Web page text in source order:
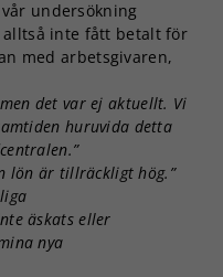
undersökning
inte fått betalt för
med arbetsgivaren,
det var ej aktuellt. Vi
huruvida detta
lön är tillräckligt hög.”
äskats eller
nya